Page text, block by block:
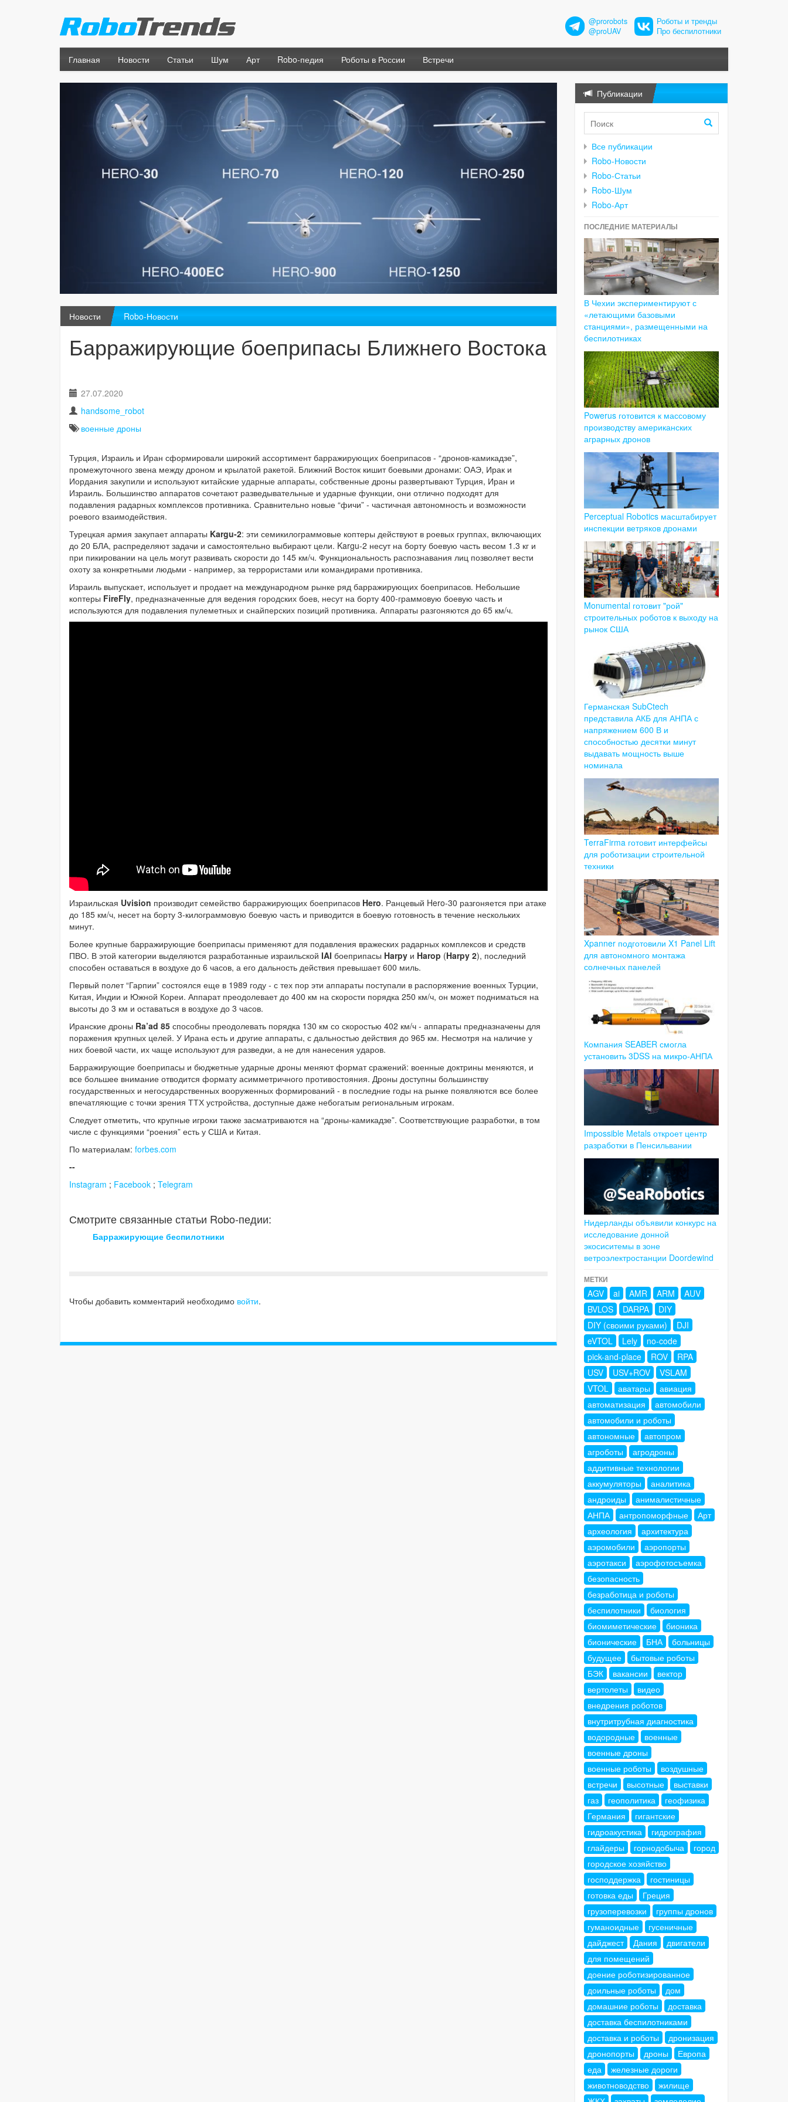
@prorobots
@proUAV
Роботы и тренды
Про беспилотники
Главная Новости Статьи Шум Арт Robo-педия Роботы в России Встречи
Новости Robo-Новости
Барражирующие боеприпасы Ближнего Востока
27.07.2020
handsome_robot
военные дроны
Турция, Израиль и Иран сформировали широкий ассортимент барражирующих боеприпасов - “дронов-камикадзе”,
промежуточного звена между дроном и крылатой ракетой. Ближний Восток кишит боевыми дронами: ОАЭ, Ирак и
Иордания закупили и используют китайские ударные аппараты, собственные дроны развертывают Турция, Иран и
Израиль. Большинство аппаратов сочетают разведывательные и ударные функции, они отлично подходят для
подавления радарных комплексов противника. Сравнительно новые “фичи” - частичная автономность и возможности
роевого взаимодействия.
Турецкая армия закупает аппараты Kargu-2: эти семикилограммовые коптеры действуют в роевых группах, включающих
до 20 БЛА, распределяют задачи и самостоятельно выбирают цели. Kargu-2 несут на борту боевую часть весом 1.3 кг и
при пикировании на цель могут развивать скорости до 145 км/ч. Функциональность распознавания лиц позволяет вести
охоту за конкретными людьми - например, за террористами или командирами противника.
Израиль выпускает, использует и продает на международном рынке ряд барражирующих боеприпасов. Небольшие
коптеры FireFly, предназначенные для ведения городских боев, несут на борту 400-граммовую боевую часть и
используются для подавления пулеметных и снайперских позиций противника. Аппараты разгоняются до 65 км/ч.
Израильская Uvision производит семейство барражирующих боеприпасов Hero. Ранцевый Hero-30 разгоняется при атаке
до 185 км/ч, несет на борту 3-килограммовую боевую часть и приводится в боевую готовность в течение нескольких
минут.
Более крупные барражирующие боеприпасы применяют для подавления вражеских радарных комплексов и средств
ПВО. В этой категории выделяются разработанные израильской IAI боеприпасы Harpy и Harop (Harpy 2), последний
способен оставаться в воздухе до 6 часов, а его дальность действия превышает 600 миль.
Первый полет “Гарпии” состоялся еще в 1989 году - с тех пор эти аппараты поступали в распоряжение военных Турции,
Китая, Индии и Южной Кореи. Аппарат преодолевает до 400 км на скорости порядка 250 км/ч, он может подниматься на
высоты до 3 км и оставаться в воздухе до 3 часов.
Иранские дроны Ra’ad 85 способны преодолевать порядка 130 км со скоростью 402 км/ч - аппараты предназначены для
поражения крупных целей. У Ирана есть и другие аппараты, с дальностью действия до 965 км. Несмотря на наличие у
них боевой части, их чаще используют для разведки, а не для нанесения ударов.
Барражирующие боеприпасы и бюджетные ударные дроны меняют формат сражений: военные доктрины меняются, и
все большее внимание отводится формату асимметричного противостояния. Дроны доступны большинству
государственных и негосударственных вооруженных формирований - в последние годы на рынке появляются все более
впечатляющие с точки зрения ТТХ устройства, доступные даже небогатым региональным игрокам.
Следует отметить, что крупные игроки также засматриваются на “дроны-камикадзе”. Соответствующие разработки, в том
числе с функциями “роения” есть у США и Китая.
По материалам: forbes.com
--
Instagram ; Facebook ; Telegram
Смотрите связанные статьи Robo-педии:
Барражирующие беспилотники
Чтобы добавить комментарий необходимо войти.
Публикации
Все публикации
Robo-Новости
Robo-Статьи
Robo-Шум
Robo-Арт
ПОСЛЕДНИЕ МАТЕРИАЛЫ
В Чехии экспериментируют с
«летающими базовыми
станциями», размещенными на
беспилотниках
Powerus готовится к массовому
производству американских
аграрных дронов
Perceptual Robotics масштабирует
инспекции ветряков дронами
Monumental готовит "рой"
строительных роботов к выходу на
рынок США
Германская SubCtech
представила АКБ для АНПА с
напряжением 600 В и
способностью десятки минут
выдавать мощность выше
номинала
TerraFirma готовит интерфейсы
для роботизации строительной
техники
Xpanner подготовили X1 Panel Lift
для автономного монтажа
солнечных панелей
Компания SEABER смогла
установить 3DSS на микро-АНПА
Impossible Metals откроет центр
разработки в Пенсильвании
Нидерланды объявили конкурс на
исследование донной
экосиситемы в зоне
ветроэлектростанции Doordewind
МЕТКИ
AGV ai AMR ARM
AUV
BVLOS
DARPA
DIY
DIY (своими руками)
DJI
eVTOL
Lely
no-code
pick-and-place
ROV
RPA
USV
USV+ROV
VSLAM
VTOL
аватары
авиация
автоматизация
автомобили
автомобили и роботы
автономные
автопром
агроботы
агродроны
аддитивные технологии
аккумуляторы
аналитика
андроиды
анималистичные
АНПА
антропоморфные
Арт
археология
архитектура
аэромобили
аэропорты
аэротакси
аэрофотосъемка
безопасность
безработица и роботы
беспилотники
биология
биомиметические
бионика
бионические
БНА
больницы
будущее
бытовые роботы
БЭК
вакансии
вектор
вертолеты
видео
внедрения роботов
внутритрубная диагностика
водородные
военные
военные дроны
военные роботы
воздушные
встречи
высотные
выставки
газ
геополитика
геофизика
Германия
гигантские
гидроакустика
гидрография
глайдеры
горнодобыча
город
городское хозяйство
господдержка
гостиницы
готовка еды
Греция
грузоперевозки
группы дронов
гуманоидные
гусеничные
дайджест
Дания
двигатели
для помещений
доение роботизированное
доильные роботы
дом
домашние роботы
доставка
доставка беспилотниками
доставка и роботы
дронизация
дронопорты
дроны
Европа
еда
железные дороги
животноводство
жилище